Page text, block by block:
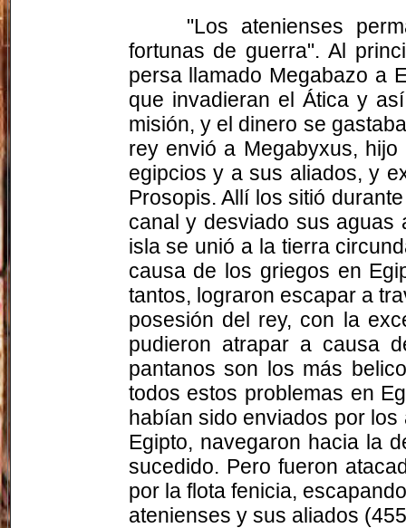
"Los atenienses
fortunas de guerra". Al
persa llamado Megabazo a
que invadieran el Ática y
misión, y el dinero se
rey envió a Megabyxus,
egipcios y a sus aliados, y
Prosopis. Allí los sitió
canal y desviado sus aguas
isla se unió a la tierra
causa de los griegos en
tantos, lograron escapar a
posesión del rey, con la
pudieron atrapar a causa
pantanos son los más
todos estos problemas en
habían sido enviados por
Egipto, navegaron hacia la
sucedido. Pero fueron
por la flota fenicia,
atenienses y sus aliados